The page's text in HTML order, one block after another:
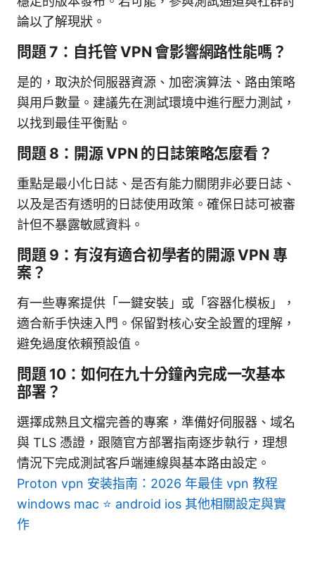
論以了解現狀。
問題 7：自托管 VPN 會影響網路性能嗎？
是的，取決於伺服器資源、加密演算法、路由策略
與用戶數量。建議先在測試環境中進行壓力測試，
以找到最佳平衡點。
問題 8：開源 VPN 的日誌策略怎麼看？
重點是最小化日誌、是否有能力關閉非必要日誌、
以及是否有透明的日誌使用政策。確保日誌可被審
計但不暴露敏感資料。
問題 9：有沒有適合初學者的開源 VPN 專
案？
有一些專案提供「一鍵安裝」或「容器化模板」，
適合新手快速入門。保留對核心安全設置的理解，
避免過度依賴預設值。
問題 10：如何在九十分鐘內完成一次基本
部署？
選擇成熟且文檔完善的專案，準備好伺服器、域名
與 TLS 憑證，跟隨官方部署指南逐步執行，理想
情況下完成測試客戶端連線與基本路由設定。
Proton vpn 安装指南：2026 年最佳 vpn 教程
windows mac ⭐ android ios 其他相關設定與實
作